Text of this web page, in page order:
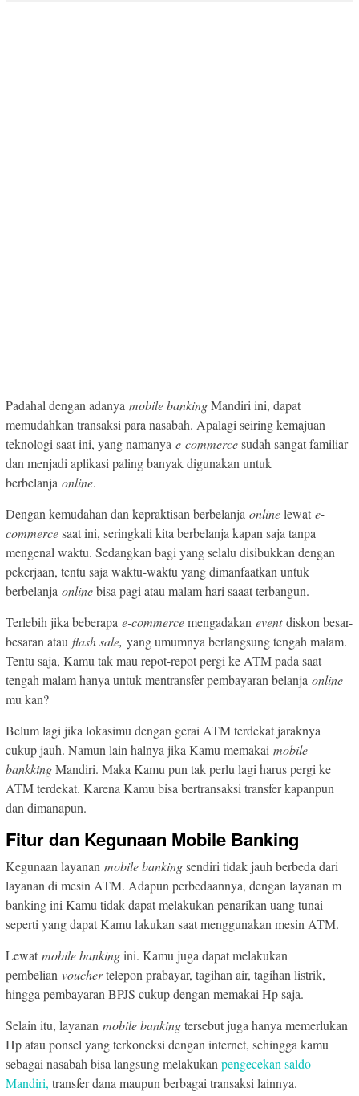
Padahal dengan adanya mobile bankingMandiri ini, dapat
memudahkan transaksi para nasabah. Apalagi seiring kemajuan
teknologi saat ini, yang namanya e-commercesudah sangat familiar
dan menjadi aplikasi paling banyak digunakan untuk
berbelanja online.
Dengan kemudahan dan kepraktisan berbelanja onlinelewat e-
commercesaat ini, seringkali kita berbelanja kapan saja tanpa
mengenal waktu. Sedangkan bagi yang selalu disibukkan dengan
pekerjaan, tentu saja waktu-waktu yang dimanfaatkan untuk
berbelanja onlinebisa pagi atau malam hari saaat terbangun.
Terlebih jika beberapa e-commercemengadakan eventdiskon besar-
besaran atau flash sale, yang umumnya berlangsung tengah malam.
Tentu saja, Kamu tak mau repot-repot pergi ke ATM pada saat
tengah malam hanya untuk mentransfer pembayaran belanja online-
mu kan?
Belum lagi jika lokasimu dengan gerai ATM terdekat jaraknya
cukup jauh. Namun lain halnya jika Kamu memakai mobile
bankkingMandiri. Maka Kamu pun tak perlu lagi harus pergi ke
ATM terdekat. Karena Kamu bisa bertransaksi transfer kapanpun
dan dimanapun.
Fitur dan Kegunaan Mobile Banking
Kegunaan layanan mobile bankingsendiri tidak jauh berbeda dari
layanan di mesin ATM. Adapun perbedaannya, dengan layanan m
banking ini Kamu tidak dapat melakukan penarikan uang tunai
seperti yang dapat Kamu lakukan saat menggunakan mesin ATM.
Lewat mobile bankingini. Kamu juga dapat melakukan
pembelian vouchertelepon prabayar, tagihan air, tagihan listrik,
hingga pembayaran BPJS cukup dengan memakai Hp saja.
Selain itu, layanan mobile bankingtersebut juga hanya memerlukan
Hp atau ponsel yang terkoneksi dengan internet, sehingga kamu
sebagai nasabah bisa langsung melakukan pengecekan saldo
Mandiri, transfer dana maupun berbagai transaksi lainnya.